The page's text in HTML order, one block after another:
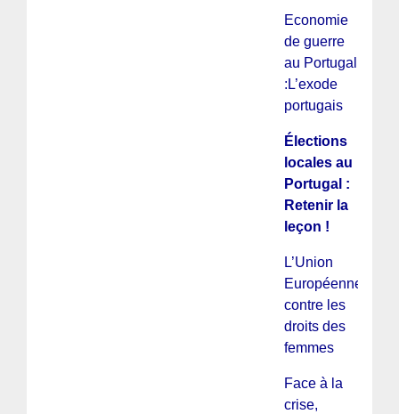
Economie
de guerre
au Portugal
:L’exode
portugais
Élections
locales au
Portugal :
Retenir la
leçon !
L’Union
Européenne
contre les
droits des
femmes
Face à la
crise,